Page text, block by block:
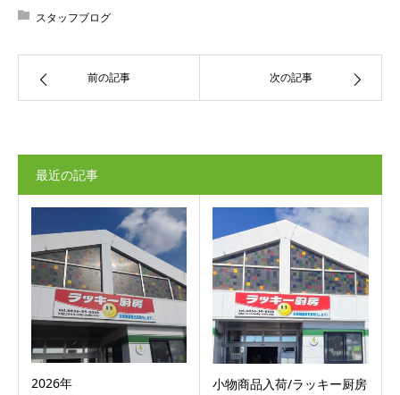
スタッフブログ
前の記事 次の記事
最近の記事
2026年 小物商品入荷/ラッキー厨房